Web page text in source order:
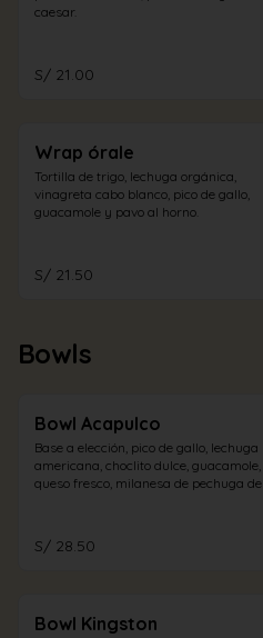
caesar.
S/ 21.00
Wrap órale
Tortilla de trigo, lechuga orgánica,
vinagreta cabo blanco, pico de gallo,
guacamole y pavo al horno.
S/ 21.50
Bowls
Bowl Acapulco
Base a elección, pico de gallo, lechuga
americana, choclito dulce, guacamole,
queso fresco, milanesa de pechuga de
S/ 28.50
Bowl Kingston